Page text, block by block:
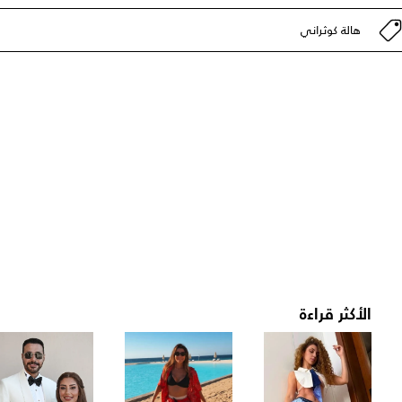
هالة كوثراني
الأكثر قراءة